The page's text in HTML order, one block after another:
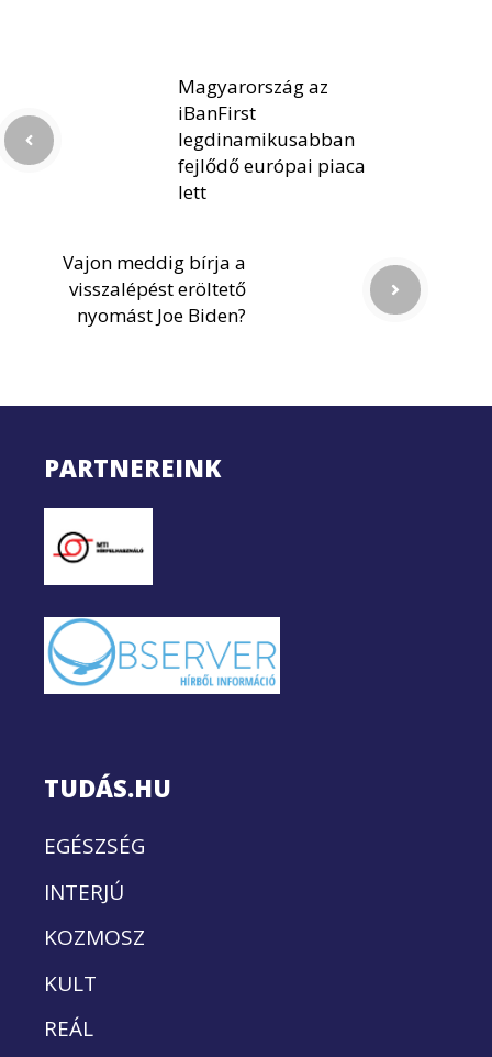
Magyarország az
iBanFirst
legdinamikusabban
fejlődő európai piaca
lett
Vajon meddig bírja a
visszalépést eröltető
nyomást Joe Biden?
PARTNEREINK
TUDÁS.HU
EGÉSZSÉG
INTERJÚ
KOZMOSZ
KULT
REÁL